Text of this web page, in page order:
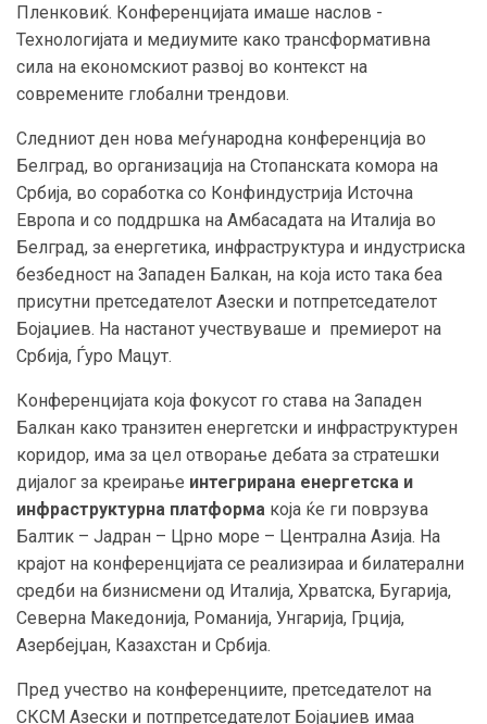
Пленковиќ. Конференцијата имаше наслов -
Технологијата и медиумите како трансформативна
сила на економскиот развој во контекст на
современите глобални трендови.
Следниот ден нова меѓународна конференција во
Белград, во организација на Стопанската комора на
Србија, во соработка со Конфиндустрија Источна
Европа и со поддршка на Амбасадата на Италија во
Белград, за енергетика, инфраструктура и индустриска
безбедност на Западен Балкан, на која исто така беа
присутни претседателот Азески и потпретседателот
Бојаџиев. На настанот учествуваше и премиерот на
Србија, Ѓуро Мацут.
Конференцијата која фокусот го става на Западен
Балкан како транзитен енергетски и инфраструктурен
коридор, има за цел отворање дебата за стратешки
дијалог за креирање интегрирана енергетска и
инфраструктурна платформа која ќе ги поврзува
Балтик – Јадран – Црно море – Централна Азија. На
крајот на конференцијата се реализираа и билатерални
средби на бизнисмени од Италија, Хрватска, Бугарија,
Северна Македонија, Романија, Унгарија, Грција,
Азербејџан, Казахстан и Србија.
Пред учество на конференциите, претседателот на
СКСМ Азески и потпретседателот Бојаџиев имаа